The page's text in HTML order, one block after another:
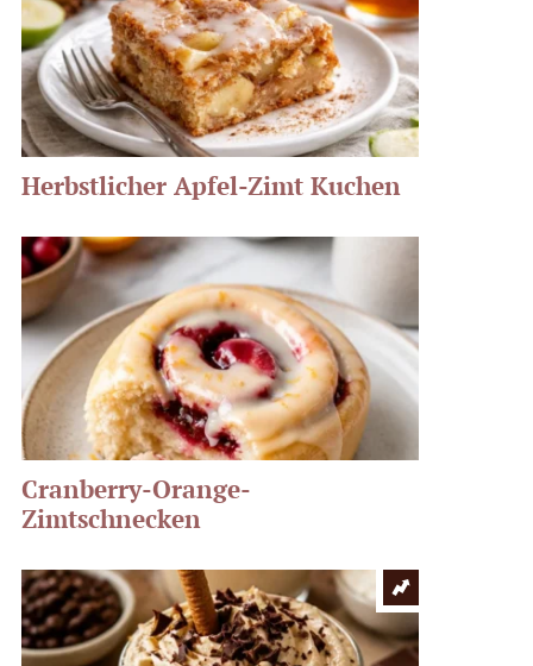
Herbstlicher Apfel-Zimt Kuchen
Cranberry-Orange-
Zimtschnecken